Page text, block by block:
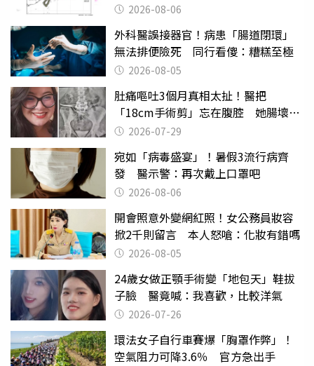
2026-08-06
外科醫誤接器官！病患「腸道閉環」
無法排便險死 同行看傻：糟糕至極
2026-08-05
肚痛嘔吐3個月真相太扯！醫把
「18cm手術剪」忘在腹腔 她腸壞死
險喪命
2026-07-29
宛如「病毒盛宴」！暑假3流行病齊
發 醫示警：再次戴上口罩吧
2026-08-06
開會照意外變網紅照！女公務員妝容
掀2千則留言 本人怒嗆：化妝有錯嗎
2026-08-05
24歲女做正顎手術變「地包天」鞋拔
子臉 醫竟喊：我喜歡，比較洋氣
2026-07-26
環法女子自行車賽爆「胸罩作弊」！
空氣阻力可降3.6％ 官方急出手